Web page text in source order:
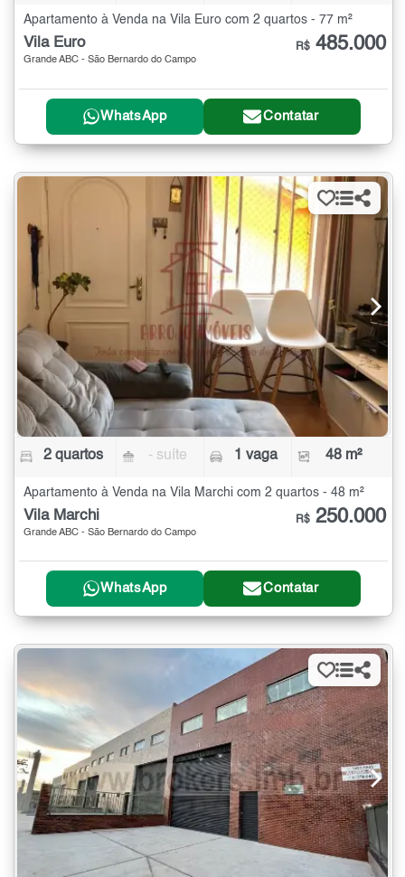
Apartamento à Venda na Vila Euro com 2 quartos - 77 m²
Vila Euro
Grande ABC - São Bernardo do Campo
R$ 485.000
WhatsApp Contatar
2 quartos - suíte 1 vaga 48 m²
Apartamento à Venda na Vila Marchi com 2 quartos - 48 m²
Vila Marchi
Grande ABC - São Bernardo do Campo
R$ 250.000
WhatsApp Contatar